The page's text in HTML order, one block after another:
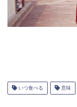
いつ食べる 意味